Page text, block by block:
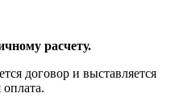
расчету.
договор и выставляется